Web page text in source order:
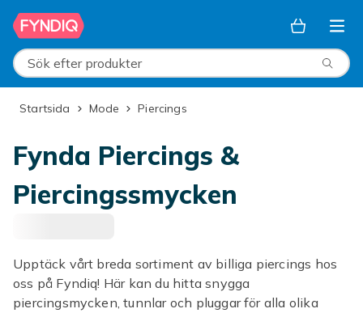
Hoppa till huvudinnehållet
Sök efter produkter
Startsida Mode Piercings
Fynda Piercings &
Piercingssmycken
Upptäck vårt breda sortiment av billiga piercings hos
oss på Fyndiq! Här kan du hitta snygga
piercingsmycken, tunnlar och pluggar för alla olika